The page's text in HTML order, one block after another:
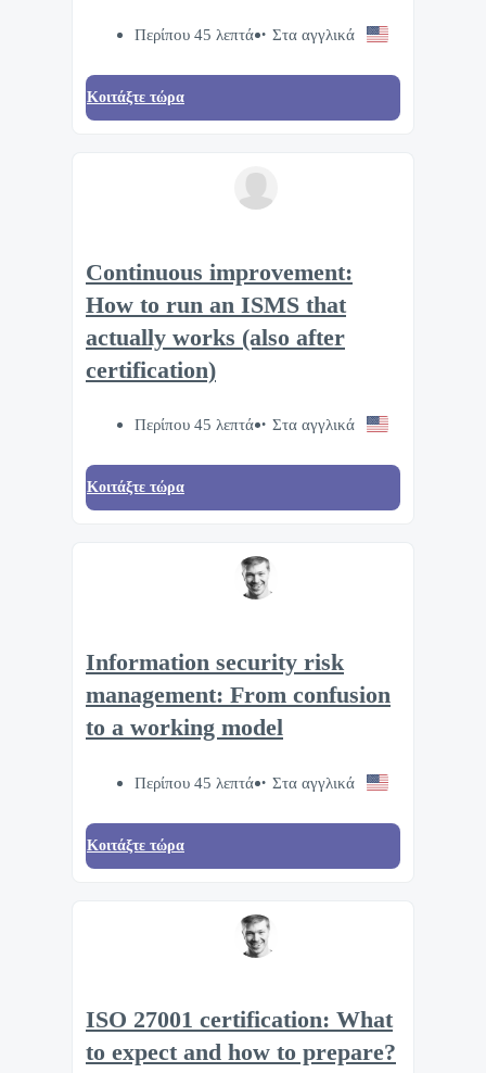
Περίπου 45 λεπτά Στα αγγλικά
Κοιτάξτε τώρα
Continuous improvement:
How to run an ISMS that
actually works (also after
certification)
Περίπου 45 λεπτά Στα αγγλικά
Κοιτάξτε τώρα
Information security risk
management: From confusion
to a working model
Περίπου 45 λεπτά Στα αγγλικά
Κοιτάξτε τώρα
ISO 27001 certification: What
to expect and how to prepare?